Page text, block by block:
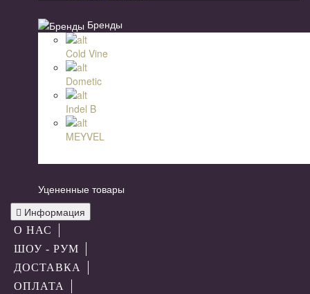
Бренды
Cold Vine
Dometic
Indel B
MEYVEL
Уцененные товары
Информация
О НАС
ШОУ - РУМ
ДОСТАВКА
ОПЛАТА